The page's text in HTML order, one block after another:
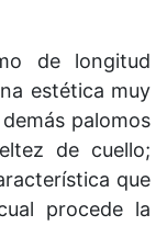
de longitud
estética muy
palomos
de cuello;
que
procede la